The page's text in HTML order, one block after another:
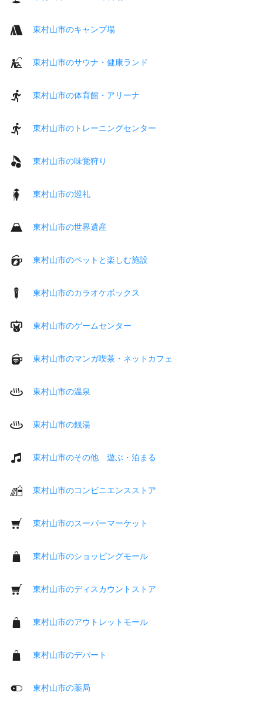
東村山市のキャンプ場
東村山市のサウナ・健康ランド
東村山市の体育館・アリーナ
東村山市のトレーニングセンター
東村山市の味覚狩り
東村山市の巡礼
東村山市の世界遺産
東村山市のペットと楽しむ施設
東村山市のカラオケボックス
東村山市のゲームセンター
東村山市のマンガ喫茶・ネットカフェ
東村山市の温泉
東村山市の銭湯
東村山市のその他 遊ぶ・泊まる
東村山市のコンビニエンスストア
東村山市のスーパーマーケット
東村山市のショッピングモール
東村山市のディスカウントストア
東村山市のアウトレットモール
東村山市のデパート
東村山市の薬局